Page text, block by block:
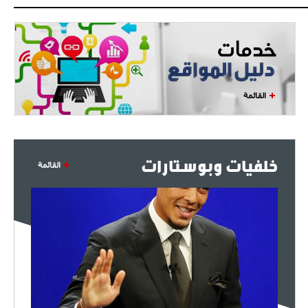
البياسجي عرض على مبابي راتبا خياليا
14:42
- 2021/07/27
أوهارا: "محرز، فودن ودي بروين..
ثلاثي من نار"
18:30
- 2021/07/25
جوفنتوس عبر تويتر!
القائمة
خلفيات وبوستارات القائمة